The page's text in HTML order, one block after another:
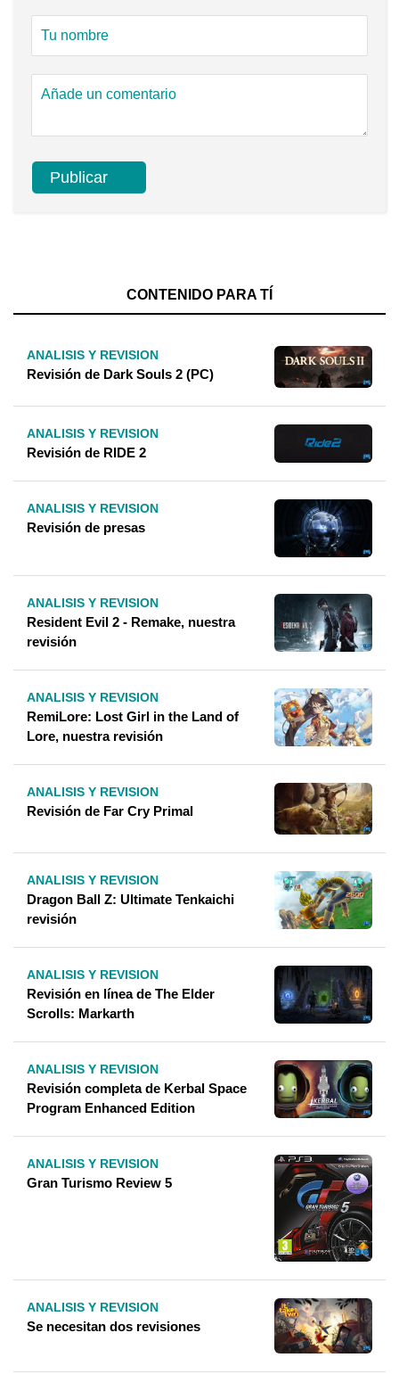
CONTENIDO PARA TÍ
ANALISIS Y REVISION
Revisión de Dark Souls 2 (PC)
ANALISIS Y REVISION
Revisión de RIDE 2
ANALISIS Y REVISION
Revisión de presas
ANALISIS Y REVISION
Resident Evil 2 - Remake, nuestra
revisión
ANALISIS Y REVISION
RemiLore: Lost Girl in the Land of
Lore, nuestra revisión
ANALISIS Y REVISION
Revisión de Far Cry Primal
ANALISIS Y REVISION
Dragon Ball Z: Ultimate Tenkaichi
revisión
ANALISIS Y REVISION
Revisión en línea de The Elder
Scrolls: Markarth
ANALISIS Y REVISION
Revisión completa de Kerbal Space
Program Enhanced Edition
ANALISIS Y REVISION
Gran Turismo Review 5
ANALISIS Y REVISION
Se necesitan dos revisiones